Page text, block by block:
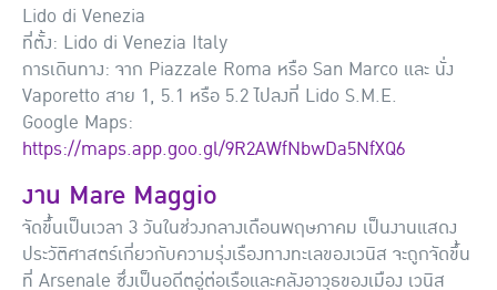
Lido di Venezia
ที่ตั้ง: Lido di Venezia Italy
การเดินทาง: จาก Piazzale Roma หรือ San Marco และ นั่ง
Vaporetto สาย 1, 5.1 หรือ 5.2 ไปลงที่ Lido S.M.E.
Google Maps:
https://maps.app.goo.gl/9R2AWfNbwDa5NfXQ6
งาน Mare Maggio
จัดขึ้นเป็นเวลา 3 วันในช่วงกลางเดือนพฤษภาคม เป็นงานแสดง
ประวัติศาสตร์เกี่ยวกับความรุ่งเรืองทางทะเลของเวนิส จะถูกจัดขึ้น
ที่ Arsenale ซึ่งเป็นอดีตอู่ต่อเรือและคลังอาวุธของเมือง เวนิส